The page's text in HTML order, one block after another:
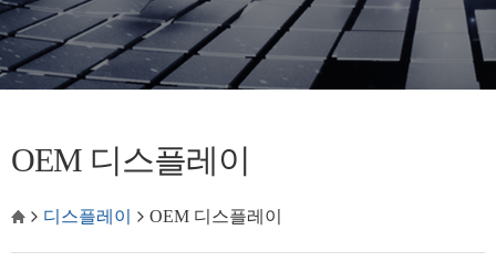
OEM 디스플레이
디스플레이 OEM 디스플레이